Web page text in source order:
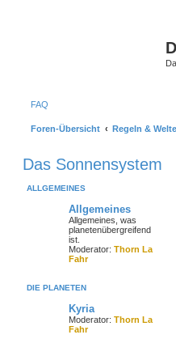
FAQ
Foren-Übersicht Regeln &
Das Sonnensystem
ALLGEMEINES
Allgemeines
Allgemeines, was
planetenübergreifend
ist.
Moderator: Thorn La
Fahr
DIE PLANETEN
Kyria
Moderator: Thorn La
Fahr